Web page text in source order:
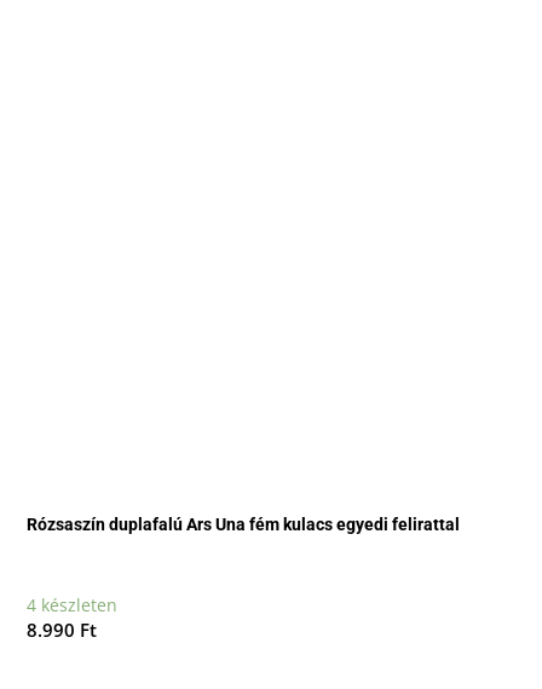
Rózsaszín duplafalú Ars Una fém kulacs egyedi felirattal
4 készleten
8.990 Ft